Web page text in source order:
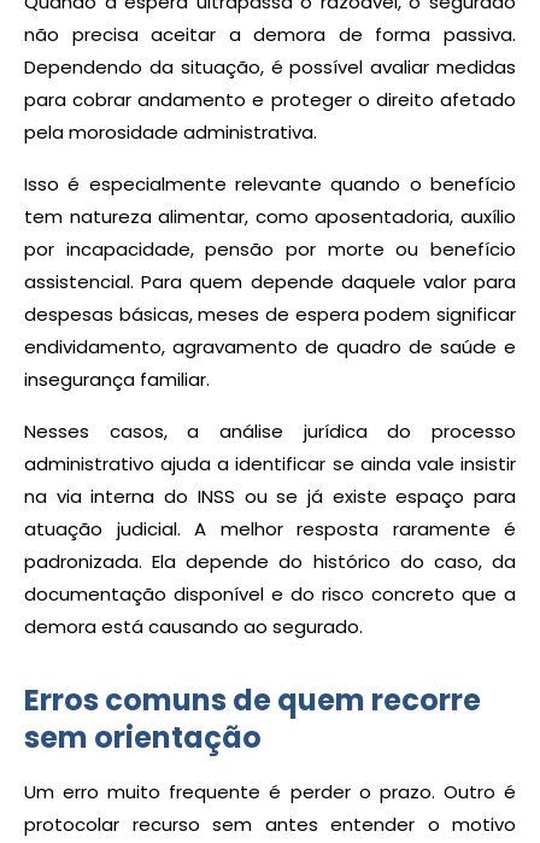
não precisa aceitar a demora de forma passiva.
Dependendo da situação, é possível avaliar medidas
para cobrar andamento e proteger o direito afetado
pela morosidade administrativa.
Isso é especialmente relevante quando o benefício
tem natureza alimentar, como aposentadoria, auxílio
por incapacidade, pensão por morte ou benefício
assistencial. Para quem depende daquele valor para
despesas básicas, meses de espera podem significar
endividamento, agravamento de quadro de saúde e
insegurança familiar.
Nesses casos, a análise jurídica do processo
administrativo ajuda a identificar se ainda vale insistir
na via interna do INSS ou se já existe espaço para
atuação judicial. A melhor resposta raramente é
padronizada. Ela depende do histórico do caso, da
documentação disponível e do risco concreto que a
demora está causando ao segurado.
Erros comuns de quem recorre
sem orientação
Um erro muito frequente é perder o prazo. Outro é
protocolar recurso sem antes entender o motivo